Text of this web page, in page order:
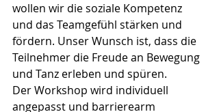
wollen wir die soziale Kompetenz
und das Teamgefühl stärken und
fördern. Unser Wunsch ist, dass die
Teilnehmer die Freude an Bewegung
und Tanz erleben und spüren.
Der Workshop wird individuell
angepasst und barrierearm